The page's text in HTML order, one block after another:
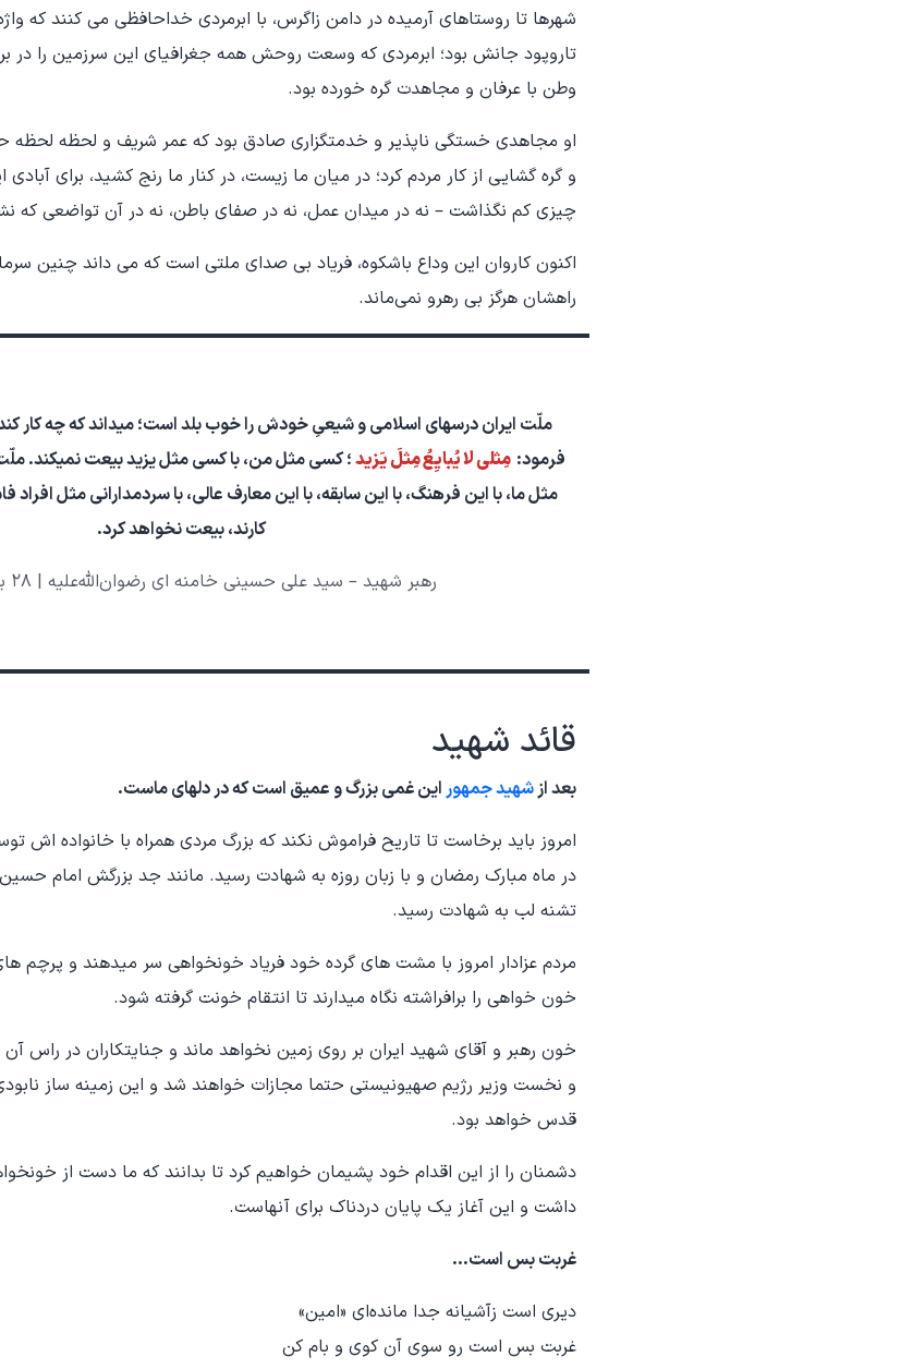
شهرها تا روستاهای آرمیده در دامن زاگرس، با ابرمردی خداحافظی می کنند که
تاروپود جانش بود؛ ابرمردی که وسعت روحش همه جغرافیای این سرزمین را
وطن با عرفان و مجاهدت گره خورده بود.
او مجاهدی خستگی ناپذیر و خدمتگزاری صادق بود که عمر شریف و لحظه لحظه
و گره گشایی از کار مردم کرد؛ در میان ما زیست، در کنار ما رنج کشید، برای
چیزی کم نگذاشت – نه در میدان عمل، نه در صفای باطن، نه در آن تواضعی
اکنون کاروان این وداع باشکوه، فریاد بی صدای ملتی است که می داند چنین
راهشان هرگز بی رهرو نمی‌ماند.
ملّت ایران درسهای اسلامی و شیعیِ خودش را خوب بلد است؛ میداند که چه‌ کار
فرمود: مِثلی لا یُبایِعُ مِثلَ یَزید؛ کسی مثل من، با کسی مثل یزید بیعت نمیکند.
مثل ما، با این فرهنگ، با این سابقه، با این معارف عالی، با سردمدارانی مثل افراد
کارند، بیعت نخواهد کرد.
رهبر شهید – سید علی حسینی خامنه ای رضوان‌الله‌علیه | 28 بهمن 1404
قائد شهید
بعد ازشهید جمهوراین غمی بزرگ و عمیق است که در دلهای ماست.
امروز باید برخاست تا تاریح فراموش نکند که بزرگ مردی همراه با خانواده اش
در ماه مبارک رمضان و با زبان روزه به شهادت رسید. مانند جد بزرگش امام
تشنه لب به شهادت رسید.
مردم عزادار امروز با مشت های گرده خود فریاد خونخواهی سر میدهند و پرچم
خون خواهی را برافراشته نگاه میدارند تا انتقام خونت گرفته شود.
خون رهبر و آقای شهید ایران بر روی زمین نخواهد ماند و جنایتکاران در راس
و نخست وزیر رژیم صهیونیستی حتما مجازات خواهند شد و این زمینه ساز
قدس خواهد بود.
دشمنان را از این اقدام خود پشیمان خواهیم کرد تا بدانند که ما دست از
داشت و این آغاز یک پایان دردناک برای آنهاست.
غربت بس است…
دیری است زآشیانه جدا مانده‌ای «امین»
غربت بس است رو سوی آن کوی و بام کن